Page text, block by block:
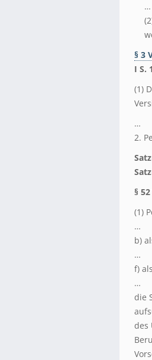
…
§ 3
I S.
(1)
…
2.
§
(1)
…
b)
…
f)
…
die
des